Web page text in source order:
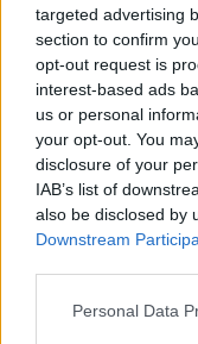
targeted advertising
section to confirm
opt-out request is
interest-based ads
us or personal
your opt-out. You
disclosure of your
IAB’s list of
also be disclosed by
Downstream
Please note that
Personal Data
ΟΙΚΟΝΟΜΙΑ